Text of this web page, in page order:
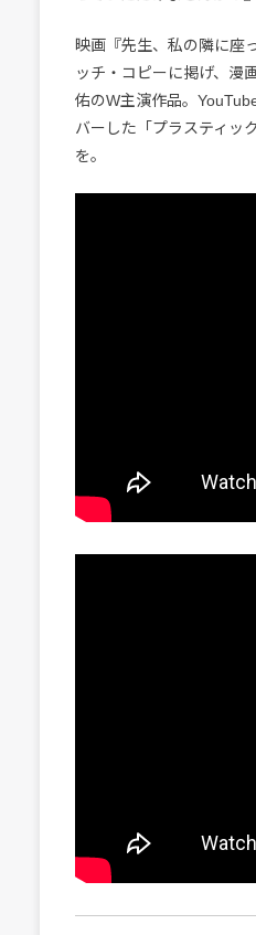
映画『先生、私の隣に座
ッチ・コピーに掲げ、漫
佑のW主演作品。
バーした「プラスティッ
を。